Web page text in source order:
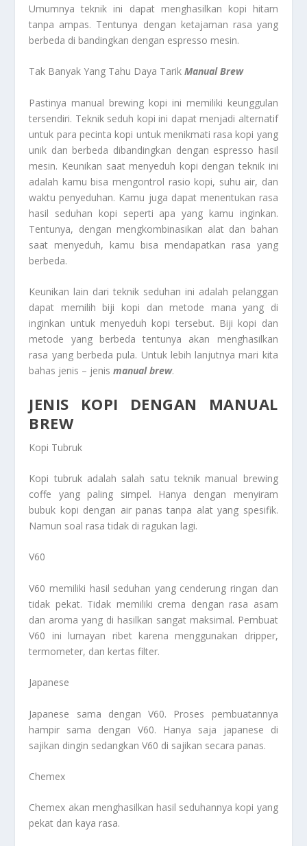
Umumnya teknik ini dapat menghasilkan kopi hitam
tanpa ampas. Tentunya dengan ketajaman rasa yang
berbeda di bandingkan dengan espresso mesin.
Tak Banyak Yang Tahu Daya TarikManual Brew
Pastinya manual brewing kopi ini memiliki keunggulan
tersendiri. Teknik seduh kopi ini dapat menjadi alternatif
untuk para pecinta kopi untuk menikmati rasa kopi yang
unik dan berbeda dibandingkan dengan espresso hasil
mesin. Keunikan saat menyeduh kopi dengan teknik ini
adalah kamu bisa mengontrol rasio kopi, suhu air, dan
waktu penyeduhan. Kamu juga dapat menentukan rasa
hasil seduhan kopi seperti apa yang kamu inginkan.
Tentunya, dengan mengkombinasikan alat dan bahan
saat menyeduh, kamu bisa mendapatkan rasa yang
berbeda.
Keunikan lain dari teknik seduhan ini adalah pelanggan
dapat memilih biji kopi dan metode mana yang di
inginkan untuk menyeduh kopi tersebut. Biji kopi dan
metode yang berbeda tentunya akan menghasilkan
rasa yang berbeda pula. Untuk lebih lanjutnya mari kita
bahas jenis – jenismanual brew.
JENIS KOPI DENGAN MANUAL
BREW
Kopi Tubruk
Kopi tubruk adalah salah satu teknik manual brewing
coffe yang paling simpel. Hanya dengan menyiram
bubuk kopi dengan air panas tanpa alat yang spesifik.
Namun soal rasa tidak di ragukan lagi.
V60
V60 memiliki hasil seduhan yang cenderung ringan dan
tidak pekat. Tidak memiliki crema dengan rasa asam
dan aroma yang di hasilkan sangat maksimal. Pembuat
V60 ini lumayan ribet karena menggunakan dripper,
termometer, dan kertas filter.
Japanese
Japanese sama dengan V60. Proses pembuatannya
hampir sama dengan V60. Hanya saja japanese di
sajikan dingin sedangkan V60 di sajikan secara panas.
Chemex
Chemex akan menghasilkan hasil seduhannya kopi yang
pekat dan kaya rasa.